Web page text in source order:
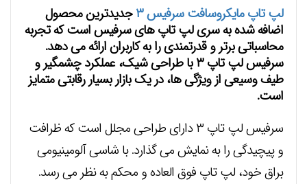
لپ تاپ مایکروسافت سرفیس ۳ جدیدترین محصول
اضافه شده به سری لپ تاپ های سرفیس است که تجربه
محاسباتی برتر و قدرتمندی را به کاربران ارائه می دهد.
سرفیس لپ تاپ ۳ با طراحی شیک، عملکرد چشمگیر و
طیف وسیعی از ویژگی ها، در یک بازار بسیار رقابتی متمایز
است.
سرفیس لپ تاپ ۳ دارای طراحی مجلل است که ظرافت
و پیچیدگی را به نمایش می گذارد. با شاسی آلومینیومی
براق خود، لپ تاپ فوق العاده و محکم به نظر می رسد.